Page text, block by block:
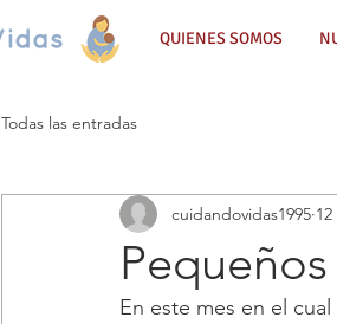
QUIENES SOMOS
Todas las entradas
cuidandovidas1995
En este mes en el cual